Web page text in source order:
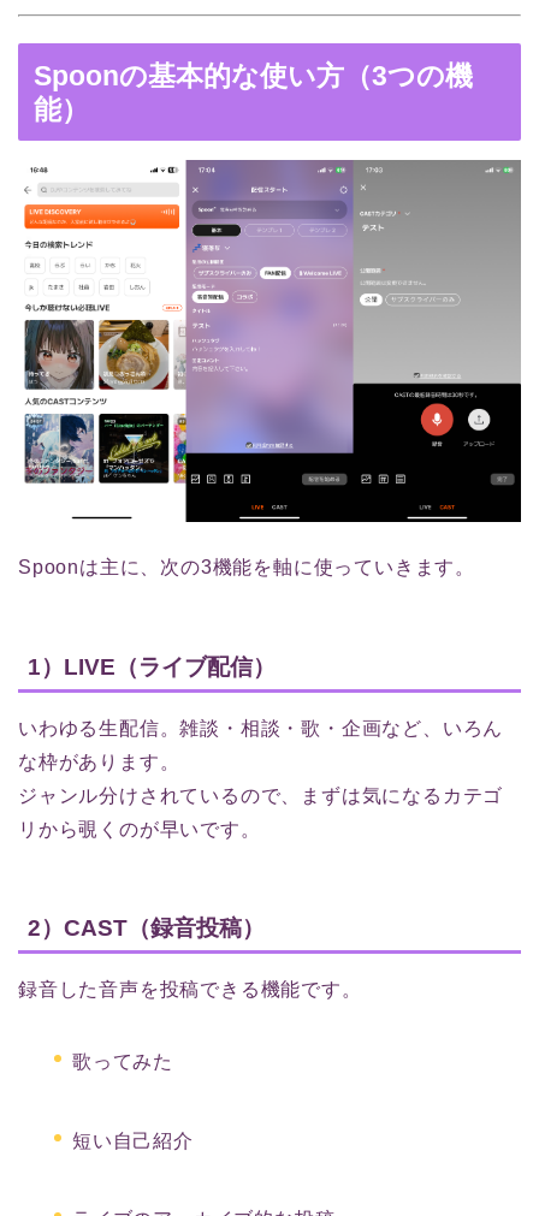
Spoonの基本的な使い方（3つの機
能）
Spoonは主に、次の3機能を軸に使っていきます。
1）LIVE（ライブ配信）
いわゆる生配信。雑談・相談・歌・企画など、いろん
な枠があります。
ジャンル分けされているので、まずは気になるカテゴ
リから覗くのが早いです。
2）CAST（録音投稿）
録音した音声を投稿できる機能です。
歌ってみた
短い自己紹介